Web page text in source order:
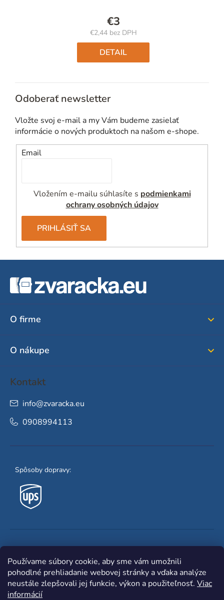
Používame súbory cookie, aby sme vám umožnili
pohodlné prehliadanie webovej stránky a vďaka analýze
neustále zlepšovali jej funkcie, výkon a použiteľnosť. Viac
informácií
€3
€2,44 bez DPH
Jednotková
cena:
DETAIL
Odoberať newsletter
Vložte svoj e-mail a my Vám budeme zasielať
informácie o nových produktoch na našom e-shope.
Email
Vložením e-mailu súhlasíte s podmienkami
ochrany osobných údajov
PRIHLÁSIŤ SA
O firme
O nákupe
Kontakt
info@zvaracka.eu
0908994113
Spôsoby dopravy: